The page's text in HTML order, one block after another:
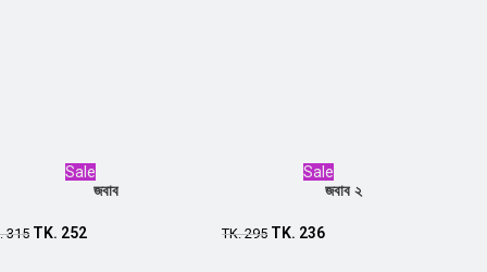
Sale
জবাব
315 TK. 252
Sale
জবাব ২
TK.295 TK. 236